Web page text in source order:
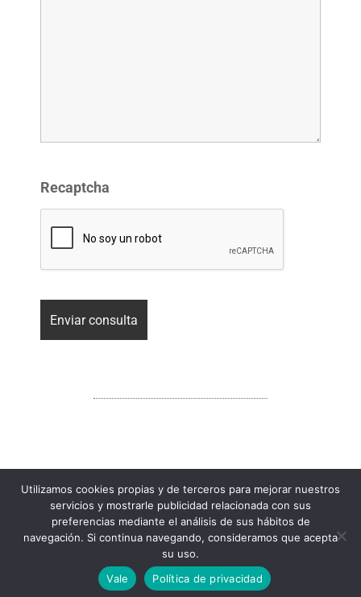
Recaptcha
AVISO LEGAL POLÍTICA DE PRIVACIDAD
POLÍTICA DE COOKIES
Desarrollado porEiva Analitycs
Utilizamos cookies propias y de terceros para mejorar nuestros
servicios y mostrarle publicidad relacionada con sus
preferencias mediante el análisis de sus hábitos de
navegación. Si continua navegando, consideramos que acepta
su uso.
Vale
Política de privacidad